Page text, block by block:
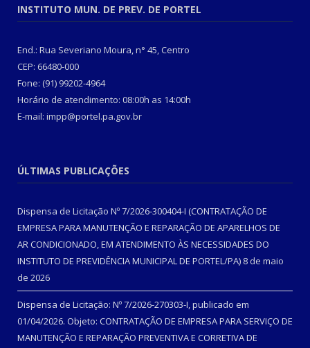
INSTITUTO MUN. DE PREV. DE PORTEL
End.: Rua Severiano Moura, n° 45, Centro
CEP: 66480-000
Fone: (91) 99202-4964
Horário de atendimento: 08:00h as 14:00h
E-mail: impp@portel.pa.gov.br
ÚLTIMAS PUBLICAÇÕES
Dispensa de Licitação Nº 7/2026-300404-I (CONTRATAÇÃO DE
EMPRESA PARA MANUTENÇÃO E REPARAÇÃO DE APARELHOS DE
AR CONDICIONADO, EM ATENDIMENTO ÀS NECESSIDADES DO
INSTITUTO DE PREVIDÊNCIA MUNICIPAL DE PORTEL/PA) 8 de maio
de 2026
Dispensa de Licitação: Nº 7/2026-270303-I, publicado em
01/04/2026. Objeto: CONTRATAÇÃO DE EMPRESA PARA SERVIÇO DE
MANUTENÇÃO E REPARAÇÃO PREVENTIVA E CORRETIVA DE